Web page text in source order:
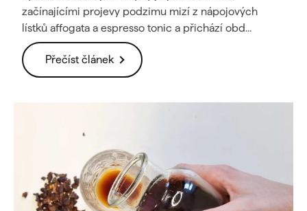
začínajícími projevy podzimu mizí z nápojových
lístků affogata a espresso tonic a přichází obd...
Přečíst článek